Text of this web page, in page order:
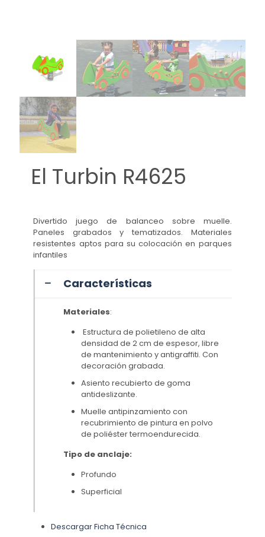
El Turbin R4625
Divertido juego de balanceo sobre muelle.
Paneles grabados y tematizados. Materiales
resistentes aptos para su colocación en parques
infantiles
Características
Materiales:
Estructura de polietileno de alta
densidad de 2 cm de espesor, libre
de mantenimiento y antigraffiti. Con
decoración grabada.
Asiento recubierto de goma
antideslizante.
Muelle antipinzamiento con
recubrimiento de pintura en polvo
de poliéster termoendurecida.
Tipo de anclaje:
Profundo
Superficial
Descargar Ficha Técnica